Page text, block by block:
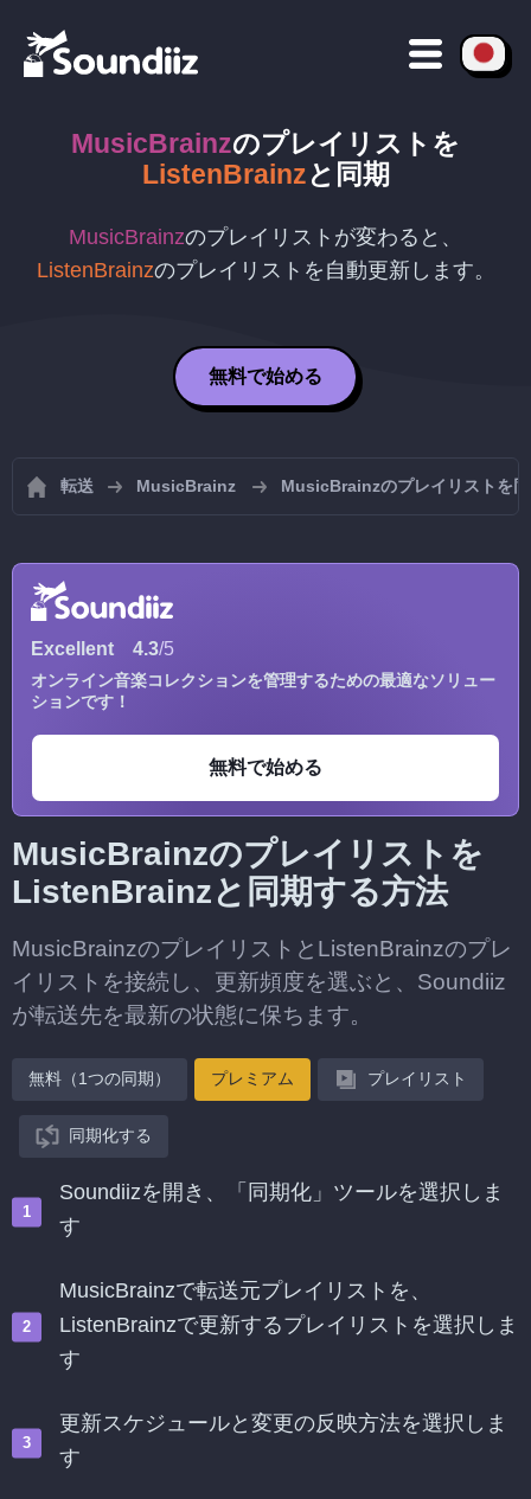
MusicBrainzのプレイリストを
ListenBrainzと同期
MusicBrainzのプレイリストが変わると、
ListenBrainzのプレイリストを自動更新します。
無料で始める
転送 MusicBrainz MusicBrainzのプレイリストを
Excellent 4.3/5
オンライン音楽コレクションを管理するための最適なソリュー
ションです！
無料で始める
MusicBrainzのプレイリストを
ListenBrainzと同期する方法
MusicBrainzのプレイリストとListenBrainzのプレ
イリストを接続し、更新頻度を選ぶと、Soundiiz
が転送先を最新の状態に保ちます。
無料（1つの同期） プレミアム プレイリスト
同期化する
Soundiizを開き、「同期化」ツールを選択しま
す
MusicBrainzで転送元プレイリストを、
ListenBrainzで更新するプレイリストを選択しま
す
更新スケジュールと変更の反映方法を選択しま
す